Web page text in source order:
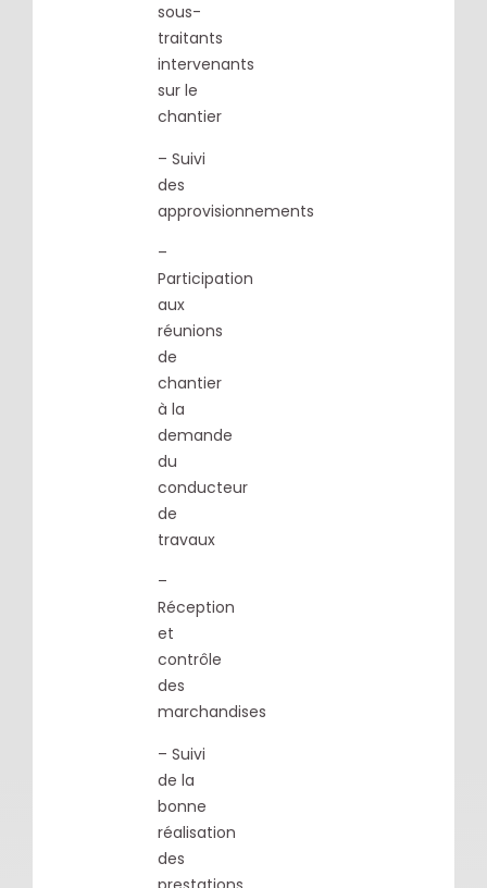
sous-
traitants
intervenants
sur le
chantier
– Suivi
des
approvisionnements
–
Participation
aux
réunions
de
chantier
à la
demande
du
conducteur
de
travaux
–
Réception
et
contrôle
des
marchandises
– Suivi
de la
bonne
réalisation
des